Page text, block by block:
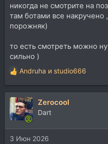
никогда не смотрите на
там ботами все
порожняк)
то есть смотреть можно
сильно )
Р
е
а
к
ц
и
и
:
Andruha и studio666
Zerocool
Dart
3 Июн 2026